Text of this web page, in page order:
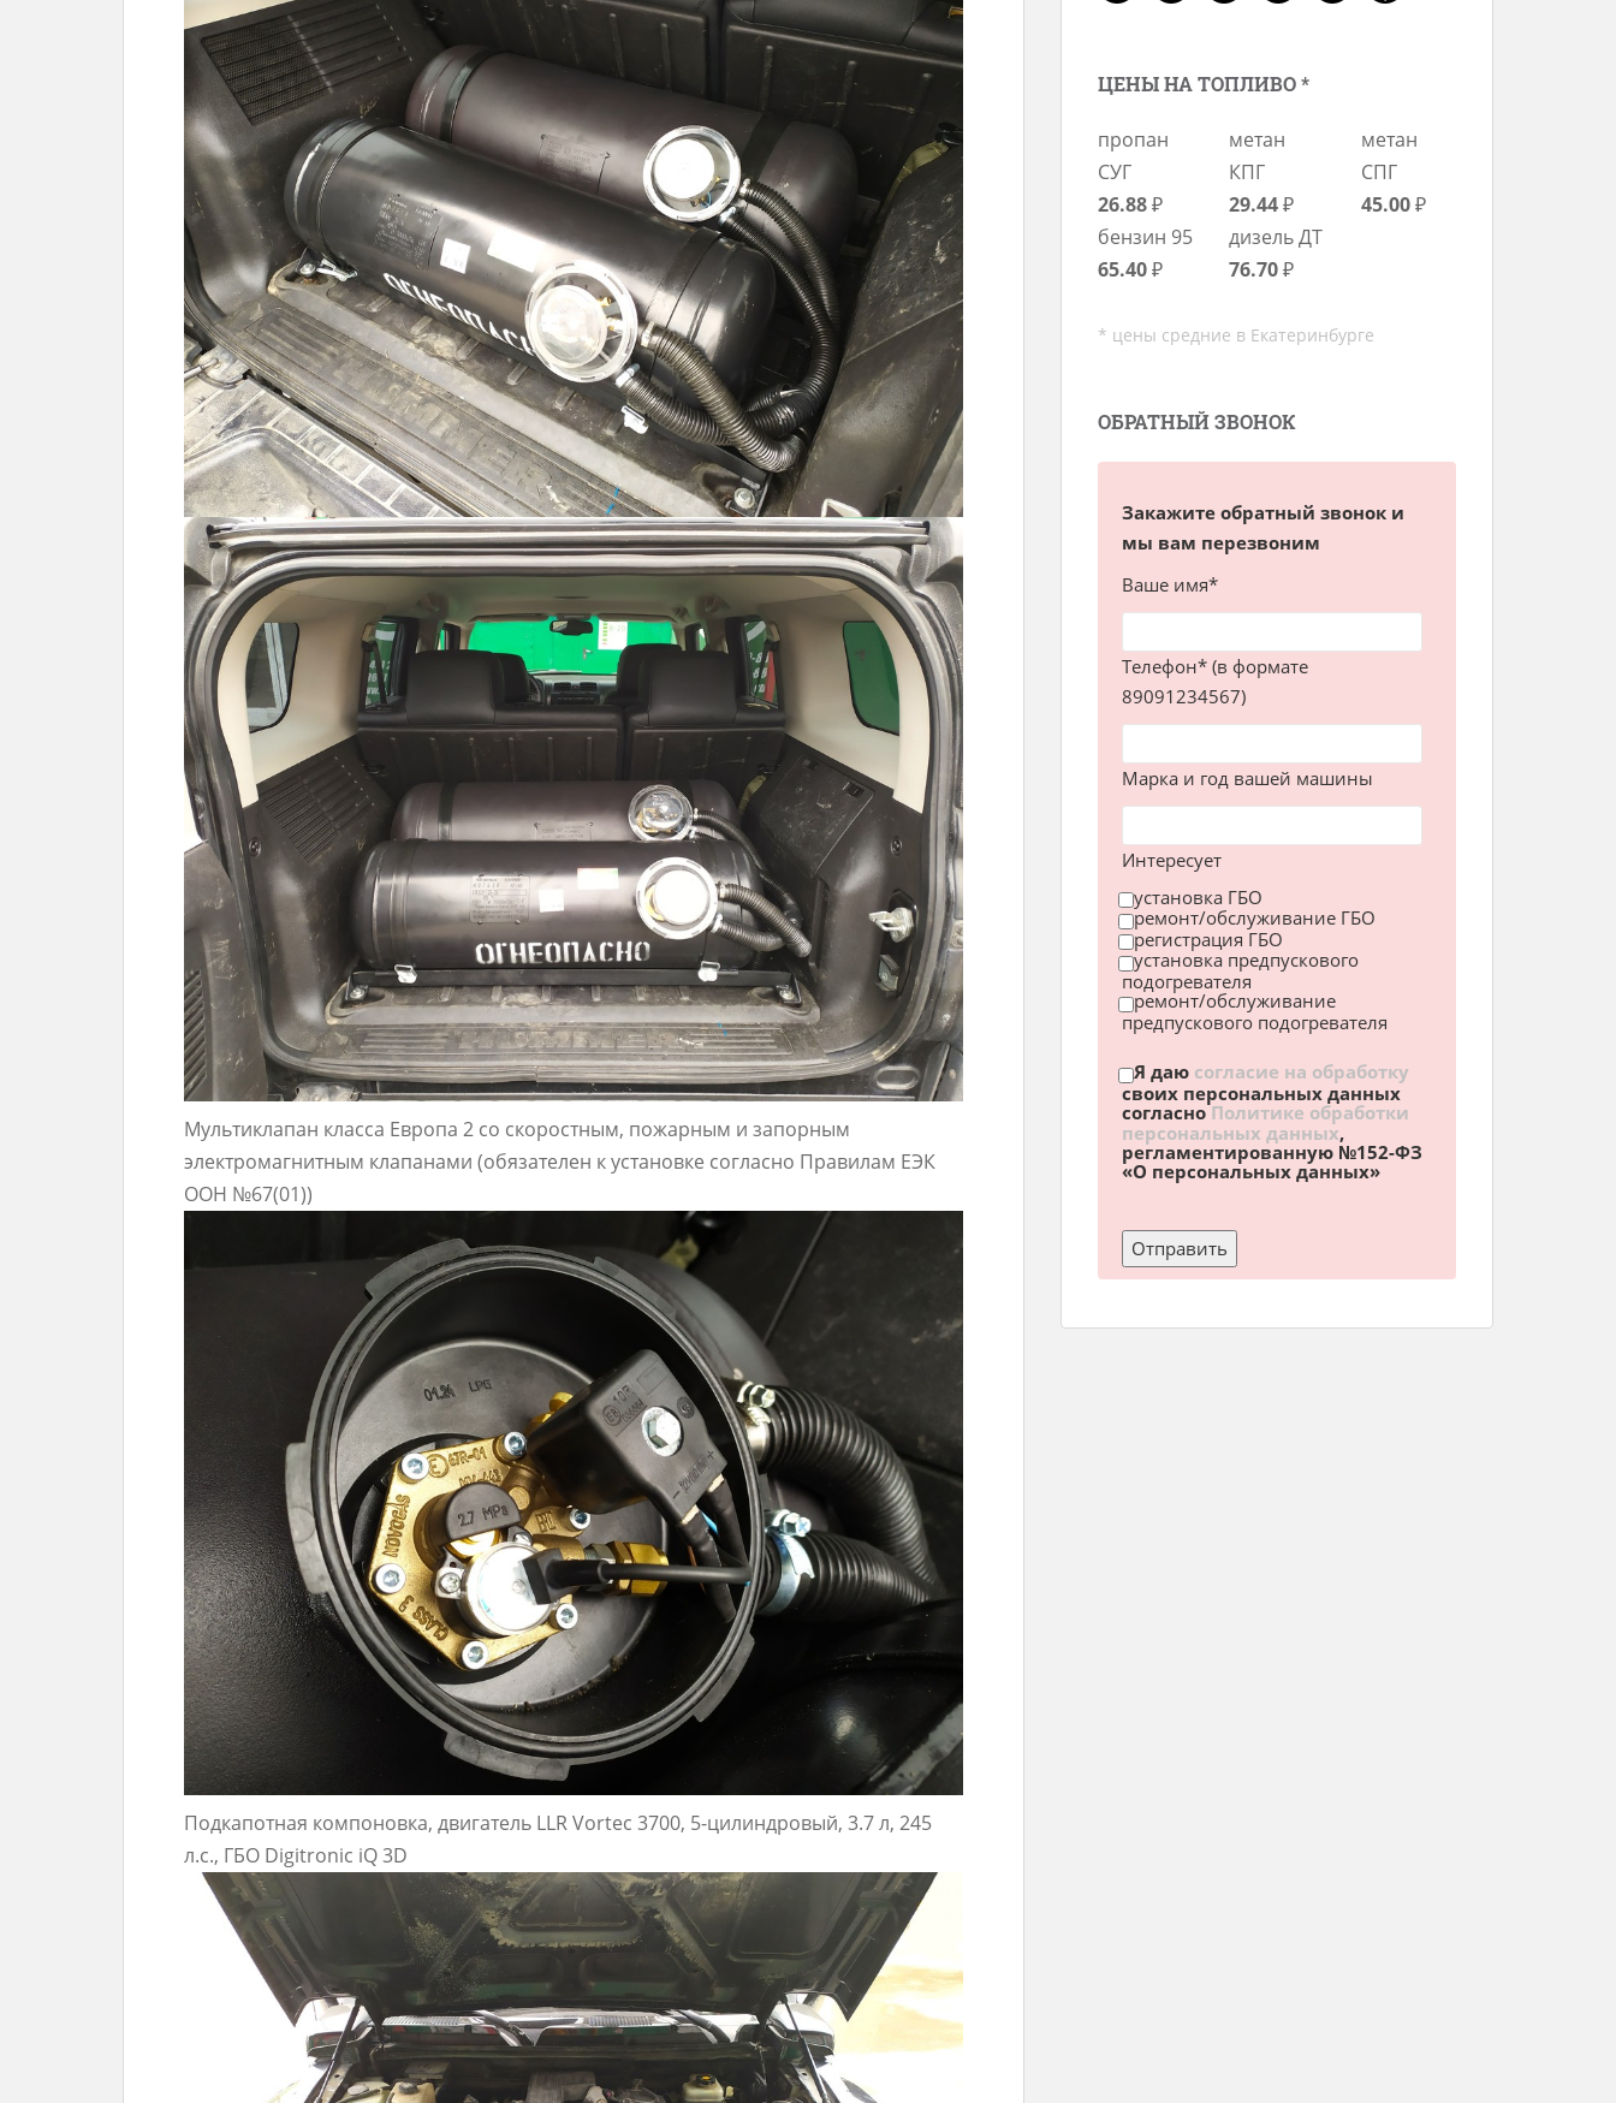
Мультиклапан класса Европа 2 со скоростным, пожарным и запорным
электромагнитным клапанами (обязателен к установке согласно Правилам ЕЭК
ООН №67(01))
Подкапотная компоновка, двигатель LLR Vortec 3700, 5-цилиндровый, 3.7 л, 245
л.с., ГБО Digitronic iQ 3D
ЦЕНЫ НА ТОПЛИВО *
пропан
СУГ
26.88₽
метан
КПГ
29.44₽
метан
СПГ
45.00₽
бензин 95
65.40₽
дизель ДТ
76.70₽
* цены средние в Екатеринбурге
ОБРАТНЫЙ ЗВОНОК
Закажите обратный звонок и
мы вам перезвоним
Ваше имя*
Телефон* (в формате
89091234567)
Марка и год вашей машины
Интересует
установка ГБО
ремонт/обслуживание ГБО
регистрация ГБО
установка предпускового
подогревателя
ремонт/обслуживание
предпускового подогревателя
Я даю согласие на обработку
своих персональных данных
согласноПолитике обработки
персональных данных,
регламентированную №152-ФЗ
«О персональных данных»